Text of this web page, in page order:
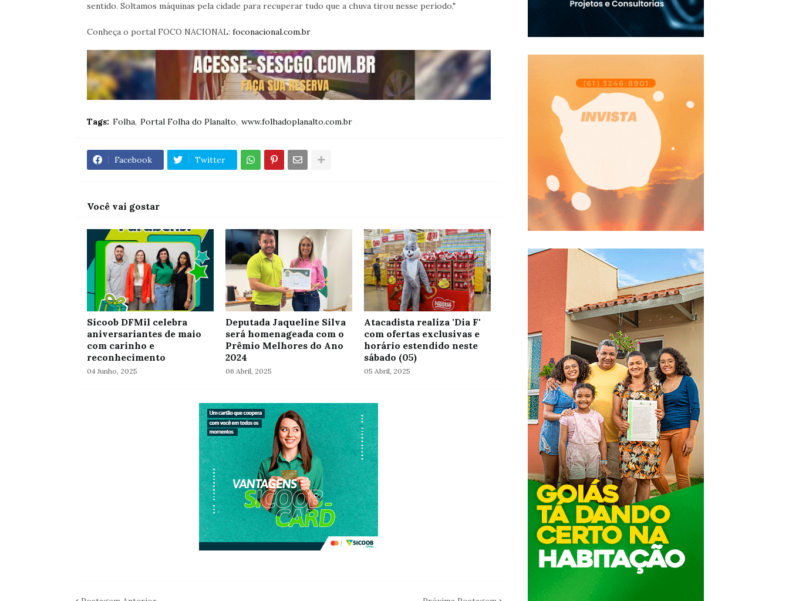
sentido. Soltamos máquinas pela cidade para recuperar tudo que a chuva tirou nesse período."
Conheça o portal FOCO NACIONAL: foconacional.com.br
Tags: Folha Portal Folha do Planalto www.folhadoplanalto.com.br
Facebook Twitter
Você vai gostar
Sicoob DFMil celebra
aniversariantes de maio
com carinho e
reconhecimento
04 Junho, 2025
Deputada Jaqueline Silva
será homenageada com o
Prêmio Melhores do Ano
2024
06 Abril, 2025
Atacadista realiza 'Dia F'
com ofertas exclusivas e
horário estendido neste
sábado (05)
05 Abril, 2025